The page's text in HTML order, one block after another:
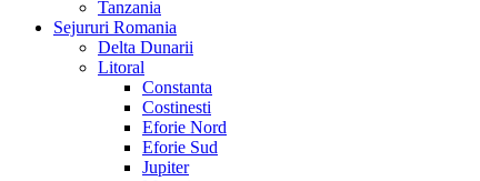
Tanzania
Sejururi Romania
Delta Dunarii
Litoral
Constanta
Costinesti
Eforie Nord
Eforie Sud
Jupiter